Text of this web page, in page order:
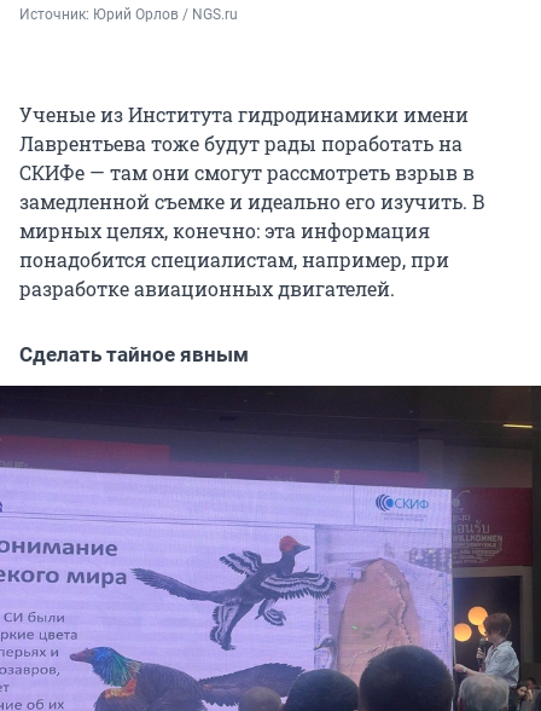
Источник: Юрий Орлов / NGS.ru
Ученые из Института гидродинамики имени
Лаврентьева тоже будут рады поработать на
СКИФе — там они смогут рассмотреть взрыв в
замедленной съемке и идеально его изучить. В
мирных целях, конечно: эта информация
понадобится специалистам, например, при
разработке авиационных двигателей.
Сделать тайное явным